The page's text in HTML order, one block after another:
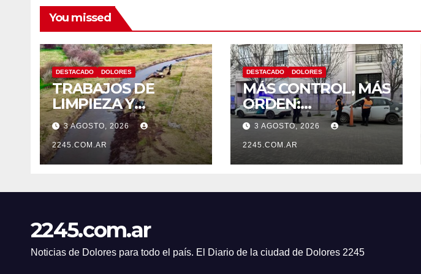
You missed
DESTACADO DOLORES
TRABAJOS DE
LIMPIEZA Y
MANTENIMIENTO
EN EL CANAL LA
PICASA
3 AGOSTO, 2026
2245.COM.AR
DESTACADO DOLORES
MÁS CONTROL, MÁS
ORDEN:
CONTINÚAN LOS
OPERATIVOS
PREVENTIVOS DE
TRÁNSITO EN
3 AGOSTO, 2026
2245.COM.AR
2245.com.ar
Noticias de Dolores para todo el país. El Diario de la ciudad de Dolores 2245